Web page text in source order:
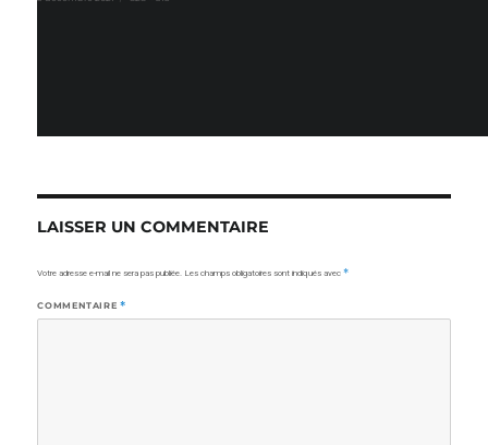
LAISSER UN COMMENTAIRE
Votre adresse e-mail ne sera pas publiée. Les champs obligatoires sont indiqués avec*
COMMENTAIRE *